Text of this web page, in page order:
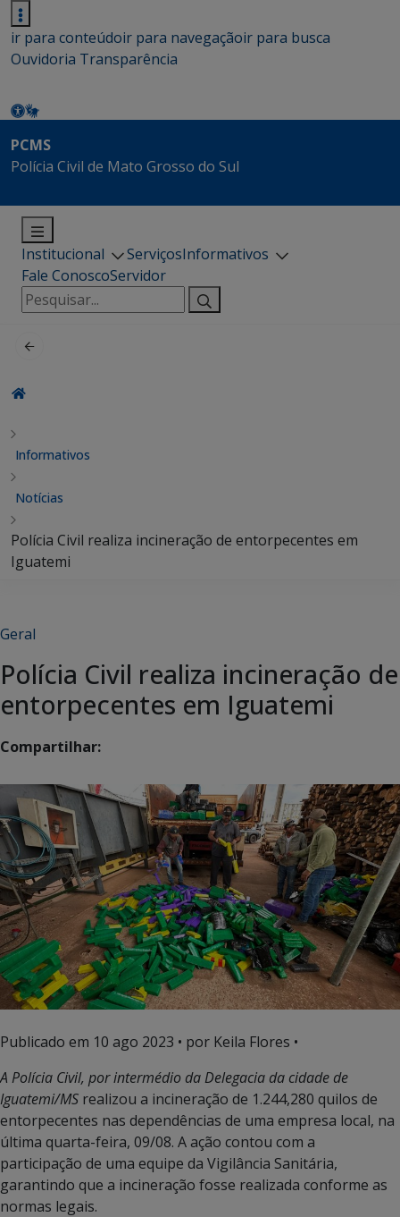
ir para conteúdoir para navegaçãoir para busca
Ouvidoria Transparência
PCMS
Polícia Civil de Mato Grosso do Sul
Institucional ServiçosInformativos
Fale ConoscoServidor
Pesquisar
por:
Informativos
Notícias
Polícia Civil realiza incineração de entorpecentes em
Iguatemi
Geral
Polícia Civil realiza incineração de
entorpecentes em Iguatemi
Compartilhar:
Publicado em 10 ago 2023 • por Keila Flores •
A Polícia Civil, por intermédio da Delegacia da cidade de
Iguatemi/MS realizou a incineração de 1.244,280 quilos de
entorpecentes nas dependências de uma empresa local, na
última quarta-feira, 09/08. A ação contou com a
participação de uma equipe da Vigilância Sanitária,
garantindo que a incineração fosse realizada conforme as
normas legais.